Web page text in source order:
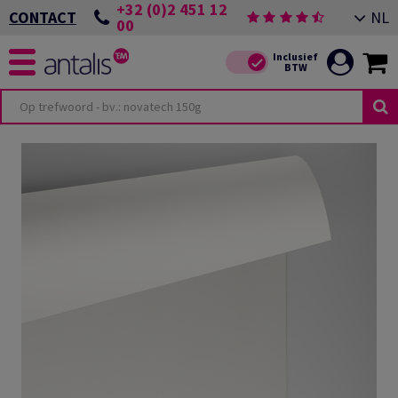
CONTACT +32 (0)2 451 12
00 NL